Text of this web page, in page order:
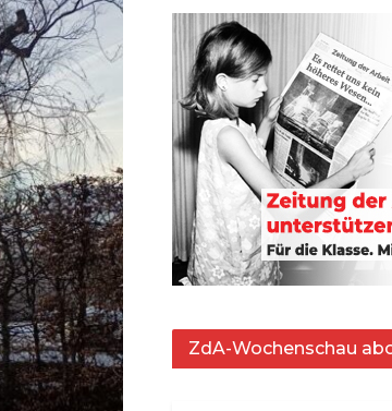
ZdA-Wochenschau